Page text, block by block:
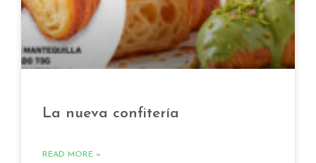
La nueva confitería
READ MORE »